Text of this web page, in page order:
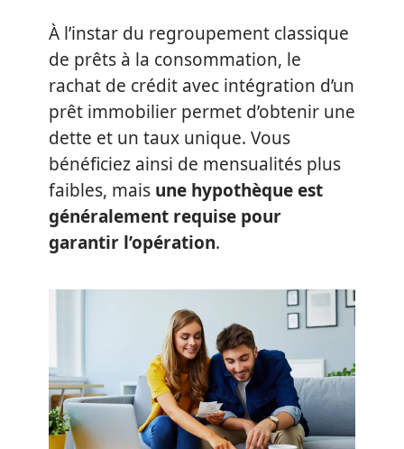
À l’instar du regroupement classique
de prêts à la consommation, le
rachat de crédit avec intégration d’un
prêt immobilier permet d’obtenir une
dette et un taux unique. Vous
bénéficiez ainsi de mensualités plus
faibles, mais une hypothèque est
généralement requise pour
garantir l’opération.